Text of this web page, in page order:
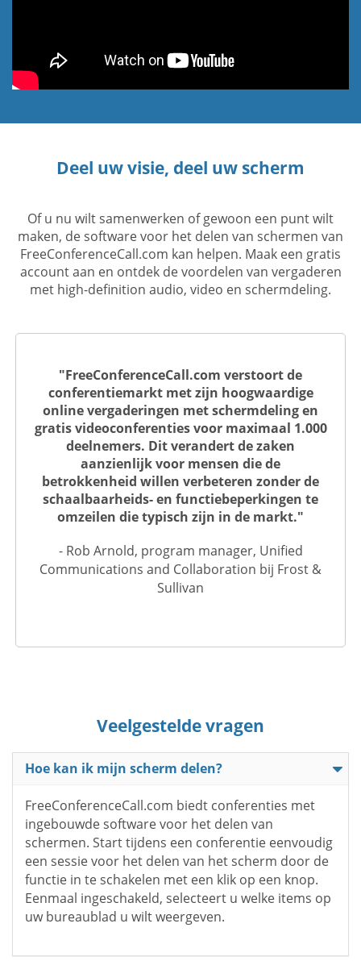
Deel uw visie, deel uw scherm
Of u nu wilt samenwerken of gewoon een punt wilt
maken, de software voor het delen van schermen van
FreeConferenceCall.com kan helpen. Maak een gratis
account aan en ontdek de voordelen van vergaderen
met high-definition audio, video en schermdeling.
"FreeConferenceCall.com verstoort de
conferentiemarkt met zijn hoogwaardige
online vergaderingen met schermdeling en
gratis videoconferenties voor maximaal 1.000
deelnemers. Dit verandert de zaken
aanzienlijk voor mensen die de
betrokkenheid willen verbeteren zonder de
schaalbaarheids- en functiebeperkingen te
omzeilen die typisch zijn in de markt."
- Rob Arnold, program manager, Unified
Communications and Collaboration bij Frost &
Sullivan
Veelgestelde vragen
Hoe kan ik mijn scherm delen?
FreeConferenceCall.com biedt conferenties met
ingebouwde software voor het delen van
schermen. Start tijdens een conferentie eenvoudig
een sessie voor het delen van het scherm door de
functie in te schakelen met een klik op een knop.
Eenmaal ingeschakeld, selecteert u welke items op
uw bureaublad u wilt weergeven.